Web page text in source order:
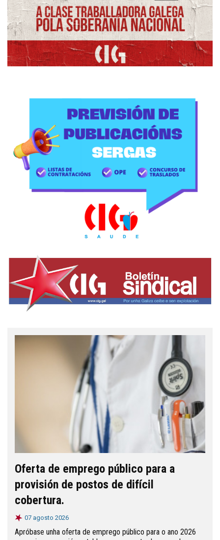
Oferta de emprego público para a
provisión de postos de difícil
cobertura.
07 agosto 2026
Apróbase unha oferta de emprego público para o ano 2026